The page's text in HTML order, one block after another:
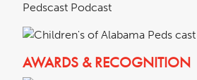
Pedscast Podcast
AWARDS & RECOGNITION